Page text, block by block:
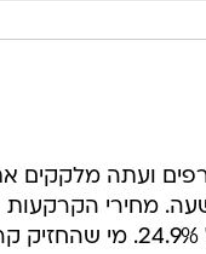
ועתה מלקקים
שעה. מחירי הקרקעות
לבנייה למגורים ירדו מאז 2022 ועד 2025 בכרבע, וליתר דיוק בשיעור של